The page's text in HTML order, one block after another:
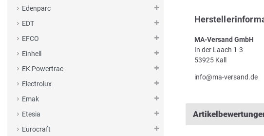
Edenparc
EDT
EFCO
Einhell
EK Powertrac
Electrolux
Emak
Etesia
Eurocraft
MA-Versand GmbH
In der Laach 1-3
53925 Kall
info@ma-versand.de